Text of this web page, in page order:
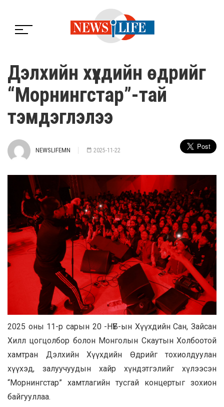
Дэлхийн хүүхдийн өдрийг
“Морнингстар”-тай
тэмдэглэлээ
NEWSLIFEMN 2025-11-22
2025 оны 11-р сарын 20 -НҮБ-ын Хүүхдийн Сан, Зайсан
Хилл цогцолбор болон Монголын Скаутын Холбоотой
хамтран Дэлхийн Хүүхдийн Өдрийг тохиолдуулан
хүүхэд, залуучуудын хайр хүндэтгэлийг хүлээсэн
“Морнингстар” хамтлагийн тусгай концертыг зохион
байгууллаа.